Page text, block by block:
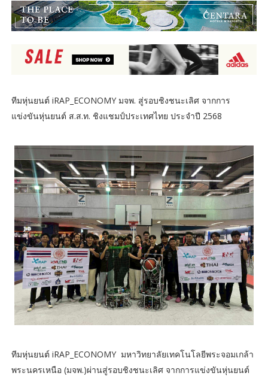
ทีมหุ่นยนต์ iRAP_ECONOMY มจพ. สู่รอบชิงชนะเลิศ จากการ
แข่งขันหุ่นยนต์ ส.ส.ท. ชิงแชมป์ประเทศไทย ประจำปี 2568
ทีมหุ่นยนต์ iRAP_ECONOMY มหาวิทยาลัยเทคโนโลยีพระจอมเกล้า
พระนครเหนือ (มจพ.)ผ่านสู่รอบชิงชนะเลิศ จากการแข่งขันหุ่นยนต์